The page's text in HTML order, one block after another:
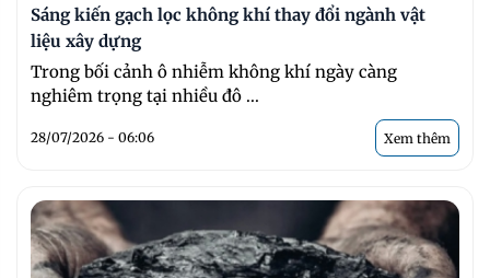
Sáng kiến gạch lọc không khí thay đổi ngành vật
liệu xây dựng
Trong bối cảnh ô nhiễm không khí ngày càng
nghiêm trọng tại nhiều đô ...
28/07/2026 - 06:06 Xem thêm